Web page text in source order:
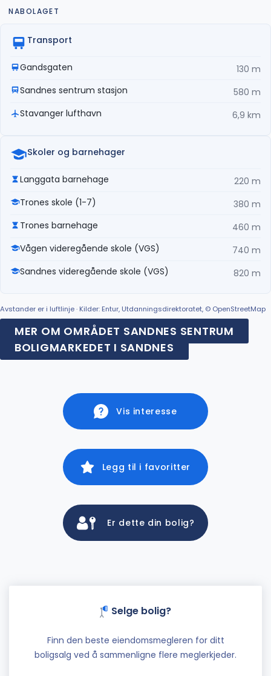
NABOLAGET
Transport
Gandsgaten
130 m
Sandnes sentrum stasjon
580 m
Stavanger lufthavn
6,9 km
Skoler og barnehager
Langgata barnehage
220 m
Trones skole (1-7)
380 m
Trones barnehage
460 m
Vågen videregående skole (VGS)
740 m
Sandnes videregående skole (VGS)
820 m
Avstander er i luftlinje · Kilder: Entur, Utdanningsdirektoratet, © OpenStreetMap
MER OM OMRÅDET SANDNES SENTRUM
BOLIGMARKEDET I SANDNES
Vis interesse
Legg til i favoritter
Er dette din bolig?
Selge bolig?
Finn den beste eiendomsmegleren for ditt
boligsalg ved å sammenligne flere meglerkjeder.